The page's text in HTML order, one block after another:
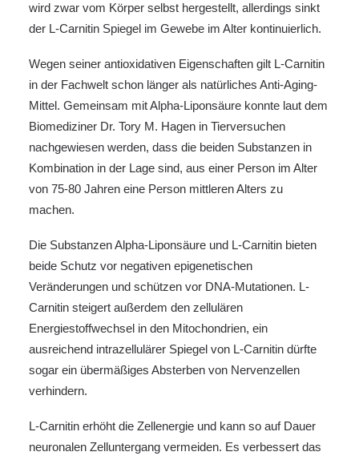
wird zwar vom Körper selbst hergestellt, allerdings sinkt
der L-Carnitin Spiegel im Gewebe im Alter kontinuierlich.
Wegen seiner antioxidativen Eigenschaften gilt L-Carnitin
in der Fachwelt schon länger als natürliches Anti-Aging-
Mittel. Gemeinsam mit Alpha-Liponsäure konnte laut dem
Biomediziner Dr. Tory M. Hagen in Tierversuchen
nachgewiesen werden, dass die beiden Substanzen in
Kombination in der Lage sind, aus einer Person im Alter
von 75-80 Jahren eine Person mittleren Alters zu
machen.
Die Substanzen Alpha-Liponsäure und L-Carnitin bieten
beide Schutz vor negativen epigenetischen
Veränderungen und schützen vor DNA-Mutationen. L-
Carnitin steigert außerdem den zellulären
Energiestoffwechsel in den Mitochondrien, ein
ausreichend intrazellulärer Spiegel von L-Carnitin dürfte
sogar ein übermäßiges Absterben von Nervenzellen
verhindern.
L-Carnitin erhöht die Zellenergie und kann so auf Dauer
neuronalen Zelluntergang vermeiden. Es verbessert das